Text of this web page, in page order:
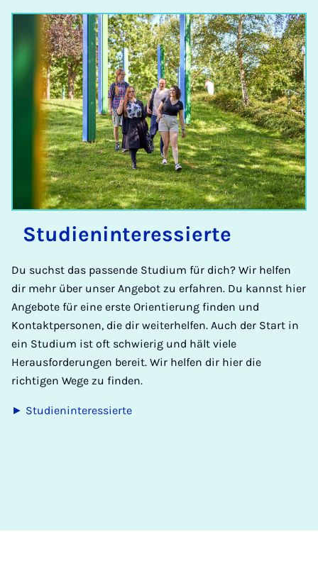
Stu­dien­in­ter­es­sier­te
Du suchst das passende Studium für dich? Wir helfen
dir mehr über unser Angebot zu erfahren. Du kannst hier
Angebote für eine erste Orientierung finden und
Kontaktpersonen, die dir weiterhelfen. Auch der Start in
ein Studium ist oft schwierig und hält viele
Herausforderungen bereit. Wir helfen dir hier die
richtigen Wege zu finden.
► Studieninteressierte